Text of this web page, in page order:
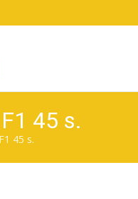
45 s.
45 s.